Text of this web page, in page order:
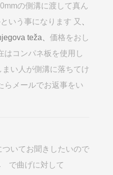
の側溝に渡して真ん
いう事になります 又
teža、 価格をおし
はコンパネ板を使用し
い人が側溝に落ちてけ
らメールでお返事をい
いてお聞きしたいので
で曲げに対して